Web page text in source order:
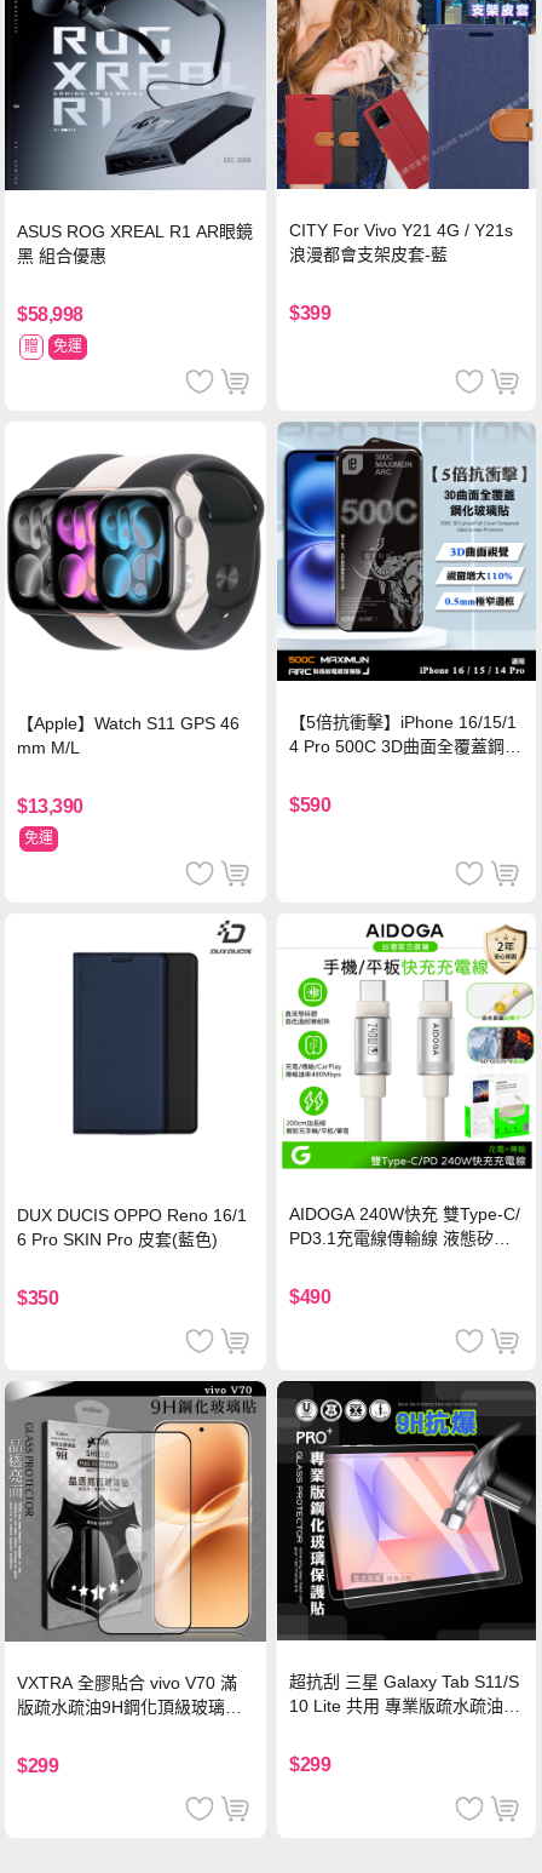
ASUS ROG XREAL R1 AR眼鏡
黑 組合優惠
$58,998
贈 免運
CITY For Vivo Y21 4G / Y21s
浪漫都會支架皮套-藍
$399
【Apple】Watch S11 GPS 46
mm M/L
$13,390
免運
【5倍抗衝擊】iPhone 16/15/1
4 Pro 500C 3D曲面全覆蓋鋼化
保護貼
$590
DUX DUCIS OPPO Reno 16/1
6 Pro SKIN Pro 皮套(藍色)
$350
AIDOGA 240W快充 雙Type-C/
PD3.1充電線傳輸線 液態矽膠
機/平板/筆電
$490
VXTRA 全膠貼合 vivo V70 滿
版疏水疏油9H鋼化頂級玻璃貼
$299
超抗刮 三星 Galaxy Tab S11/S
10 Lite 共用 專業版疏水疏油9
$299